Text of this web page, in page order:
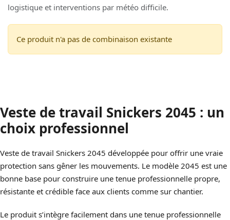
logistique et interventions par météo difficile.
Ce produit n'a pas de combinaison existante
Veste de travail Snickers 2045 : un
choix professionnel
Veste de travail Snickers 2045 développée pour offrir une vraie
protection sans gêner les mouvements. Le modèle 2045 est une
bonne base pour construire une tenue professionnelle propre,
résistante et crédible face aux clients comme sur chantier.
Le produit s’intègre facilement dans une tenue professionnelle